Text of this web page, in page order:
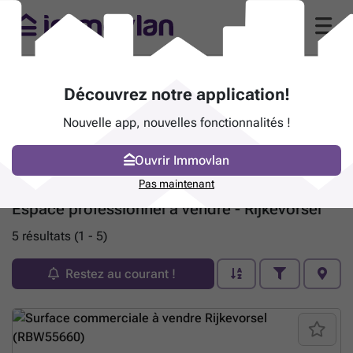
Espace professionnel à vendre - Rijkevorsel
5 résultats (1 - 5)
Restez au courant !
Découvrez notre application!
Nouvelle app, nouvelles fonctionnalités !
Ouvrir Immovlan
Pas maintenant